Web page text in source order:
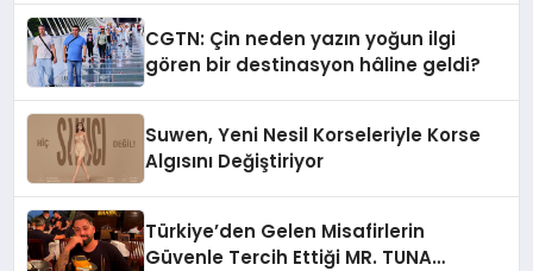
CGTN: Çin neden yazın yoğun ilgi
gören bir destinasyon hâline geldi?
Suwen, Yeni Nesil Korseleriyle Korse
Algısını Değiştiriyor
Türkiye’den Gelen Misafirlerin
Güvenle Tercih Ettiği MR. TUNA